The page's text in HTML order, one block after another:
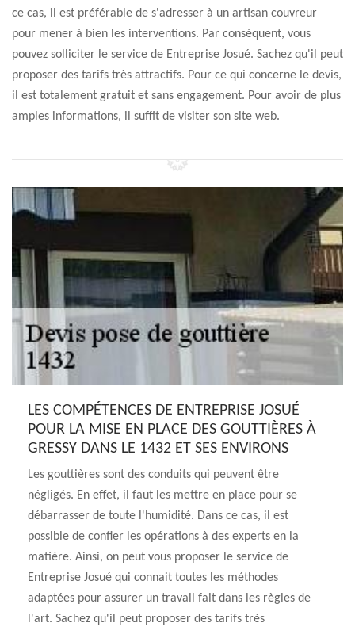
ce cas, il est préférable de s'adresser à un artisan couvreur
pour mener à bien les interventions. Par conséquent, vous
pouvez solliciter le service de Entreprise Josué. Sachez qu'il peut
proposer des tarifs très attractifs. Pour ce qui concerne le devis,
il est totalement gratuit et sans engagement. Pour avoir de plus
amples informations, il suffit de visiter son site web.
LES COMPÉTENCES DE ENTREPRISE JOSUÉ
POUR LA MISE EN PLACE DES GOUTTIÈRES À
GRESSY DANS LE 1432 ET SES ENVIRONS
Les gouttières sont des conduits qui peuvent être
négligés. En effet, il faut les mettre en place pour se
débarrasser de toute l'humidité. Dans ce cas, il est
possible de confier les opérations à des experts en la
matière. Ainsi, on peut vous proposer le service de
Entreprise Josué qui connait toutes les méthodes
adaptées pour assurer un travail fait dans les règles de
l'art. Sachez qu'il peut proposer des tarifs très